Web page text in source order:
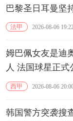
巴黎圣日耳曼坚
法甲 2026-08-06
姆巴佩女友是迪
人 法国球星正式
西甲 2026-08-06
韩国警方突袭搜